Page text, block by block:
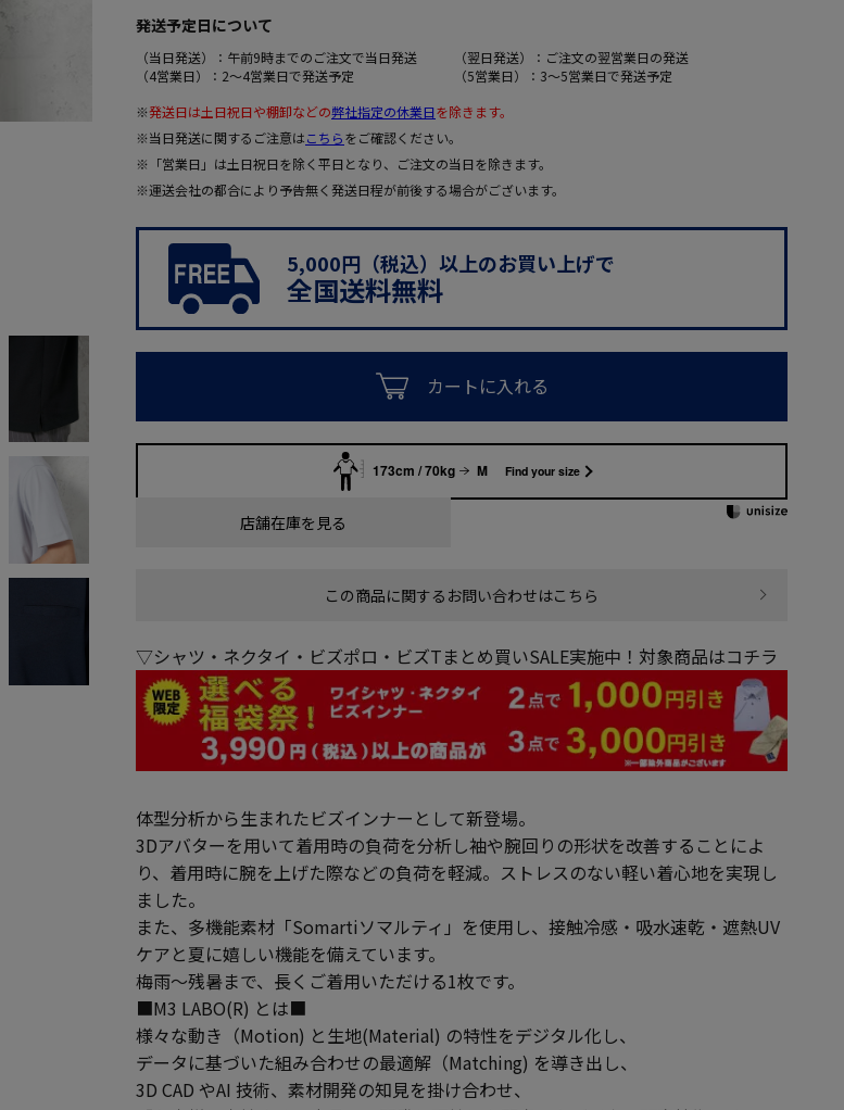
発送予定日について
（当日発送）：午前9時までのご注文で当日発送
（翌日発送）：ご注文の翌営業日の発送
（4営業日）：2～4営業日で発送予定
（5営業日）：3～5営業日で発送予定
※発送日は土日祝日や棚卸などの弊社指定の休業日を除きます。
※当日発送に関するご注意はこちらをご確認ください。
※「営業日」は土日祝日を除く平日となり、ご注文の当日を除きます。
※運送会社の都合により予告無く発送日程が前後する場合がございます。
5,000円（税込）以上のお買い上げで
全国送料無料
カートに入れる
173cm / 70kg M Find your size
店舗在庫を見る
この商品に関するお問い合わせはこちら
▽シャツ・ネクタイ・ビズポロ・ビズTまとめ買いSALE実施中！対象商品はコチラ
体型分析から生まれたビズインナーとして新登場。
3Dアバターを用いて着用時の負荷を分析し袖や腕回りの形状を改善することによ
り、着用時に腕を上げた際などの負荷を軽減。ストレスのない軽い着心地を実現し
ました。
また、多機能素材「Somartiソマルティ」を使用し、接触冷感・吸水速乾・遮熱UV
ケアと夏に嬉しい機能を備えています。
梅雨～残暑まで、長くご着用いただける1枚です。
■M3 LABO(R) とは■
様々な動き（Motion) と生地(Material) の特性をデジタル化し、
データに基づいた組み合わせの最適解（Matching) を導き出し、
3D CAD やAI 技術、素材開発の知見を掛け合わせ、